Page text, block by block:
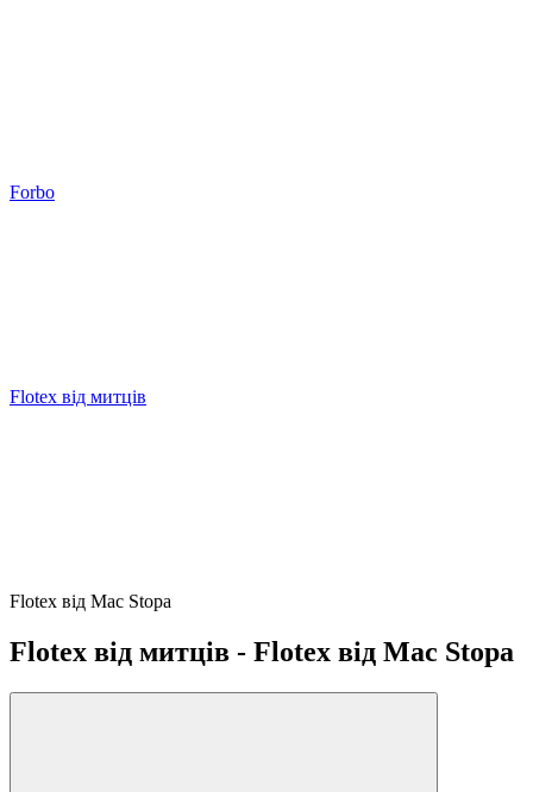
Forbo
Flotex від митців
Flotex від Mac Stopa
Flotex від митців - Flotex від Mac Stopa